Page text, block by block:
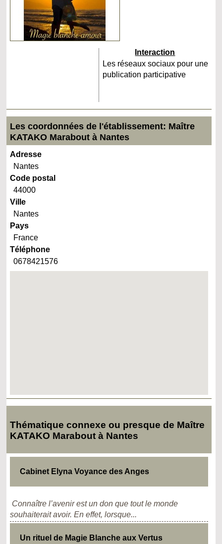
Interaction
Les réseaux sociaux pour une
publication participative
Les coordonnées de l'établissement: Maître
KATAKO Marabout à Nantes
Adresse
Nantes
Code postal
44000
Ville
Nantes
Pays
France
Téléphone
0678421576
Thématique connexe ou presque de Maître
KATAKO Marabout à Nantes
Cabinet Elyna Voyance des Anges
Connaître l’avenir est un don que tout le monde
souhaiterait avoir. En effet, lorsque...
Un rituel de Magie Blanche aux Vertus